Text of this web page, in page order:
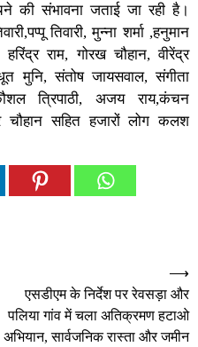
की संभावना जताई जा रही है।
तिवारी, मुन्ना शर्मा ,हनुमान
हरिंद्र राम, गोरख चौहान, वीरेंद्र
मुनि, संतोष जायसवाल, संगीता
त्रिपाठी, अजय राय,कंचन
चौहान सहित हजारों लोग कलश
एसडीएम के निर्देश पर रेवसड़ा और
पलिया गांव में चला अतिक्रमण हटाओ
अभियान, सार्वजनिक रास्ता और जमीन
⟶